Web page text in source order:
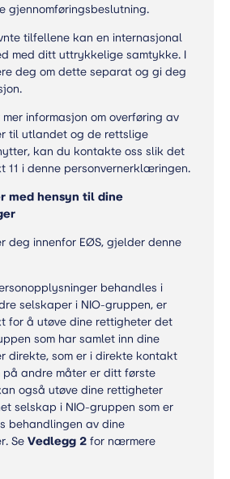
gjennomføringsbeslutning.
tilfellene kan en internasjonal
med ditt uttrykkelige samtykke. I
deg om dette separat og gi deg
informasjon om overføring av
til utlandet og de rettslige
kan du kontakte oss slik det
11 i denne personvernerklæringen.
med hensyn til dine
deg innenfor EØS, gjelder denne
behandles i
selskaper i NIO-gruppen, er
for å utøve dine rettigheter det
som har samlet inn dine
direkte, som er i direkte kontakt
på andre måter er ditt første
også utøve dine rettigheter
selskap i NIO-gruppen som er
behandlingen av dine
Se Vedlegg 2 for nærmere